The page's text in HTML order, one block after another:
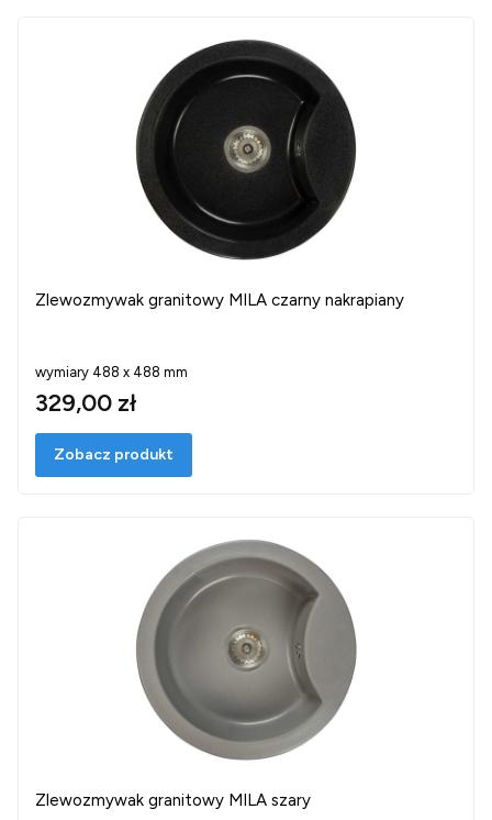
Zlewozmywak granitowy MILA czarny nakrapiany
wymiary 488 x 488 mm
329,00 zł
Zobacz produkt
Zlewozmywak granitowy MILA szary